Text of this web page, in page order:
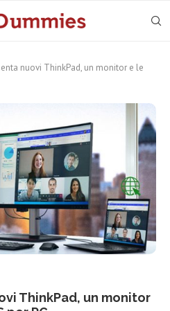
nuovi ThinkPad, un monitor e le
ThinkPad, un monitor